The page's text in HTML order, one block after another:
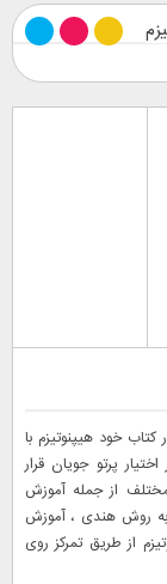
خود هیپنوتیزم با
پرتو جویان قرار
از جمله آموزش
به روش هندی ، آموزش
از طریق تمرکز روی